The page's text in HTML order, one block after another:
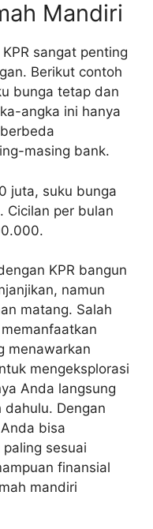
Mandiri
sangat penting
Berikut contoh
bunga tetap dan
angka ini hanya
masing bank.
juta, suku bunga
Cicilan per bulan
KPR bangun
namun
matang. Salah
menawarkan
mengeksplorasi
Anda langsung
dahulu. Dengan
bisa
sesuai
finansial
mandiri